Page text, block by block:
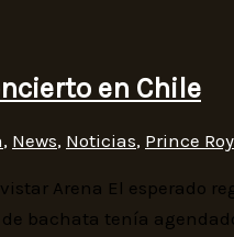
en Chile
, News, Noticias, Prince
Arena El esperado
bachata tenía